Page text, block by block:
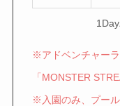
※アドベンチャーラ
「MONSTER
※入園のみ、プール